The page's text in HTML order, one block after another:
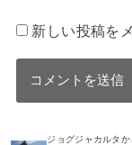
新しい投稿を
ジョグジャカルタ